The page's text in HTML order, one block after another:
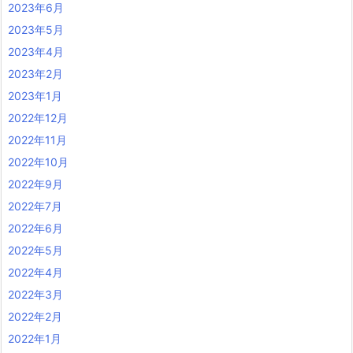
2023年6月
2023年5月
2023年4月
2023年2月
2023年1月
2022年12月
2022年11月
2022年10月
2022年9月
2022年7月
2022年6月
2022年5月
2022年4月
2022年3月
2022年2月
2022年1月